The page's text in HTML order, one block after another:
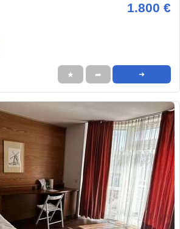
1.800 €
★ ➦ ➜